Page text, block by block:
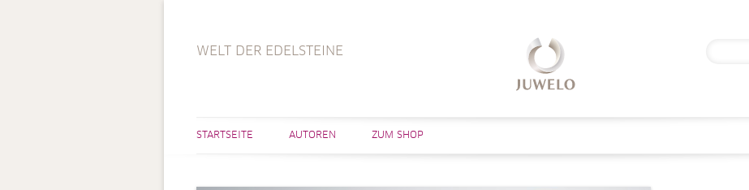
WELT DER EDELSTEINE
STARTSEITE AUTOREN ZUM SHOP